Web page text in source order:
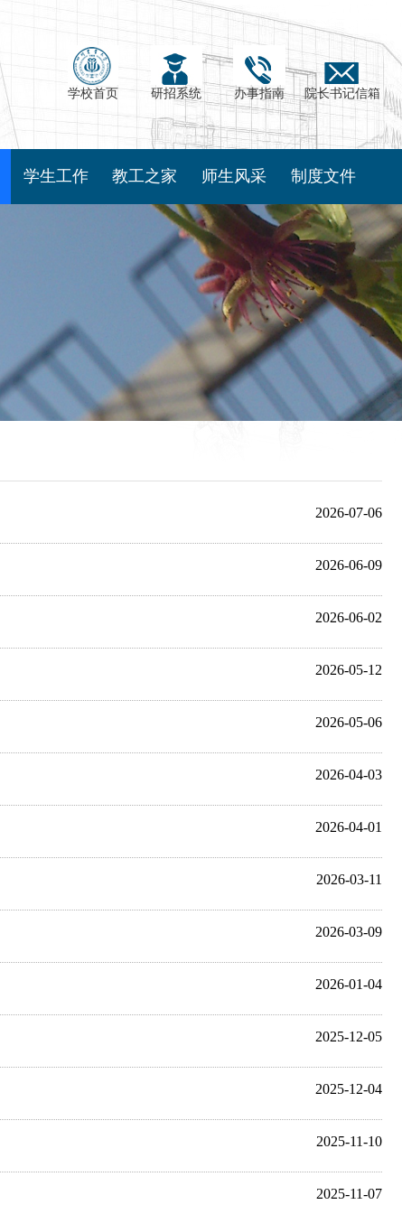
学校首页 研招系统 办事指南 院长书记信箱
学生工作 教工之家 师生风采 制度文件
2026-07-06
2026-06-09
2026-06-02
2026-05-12
2026-05-06
2026-04-03
2026-04-01
2026-03-11
2026-03-09
2026-01-04
2025-12-05
2025-12-04
2025-11-10
2025-11-07